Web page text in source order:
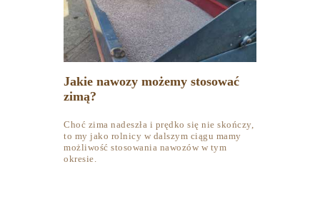
Jakie nawozy możemy stosować
zimą?
Choć zima nadeszła i prędko się nie skończy,
to my jako rolnicy w dalszym ciągu mamy
możliwość stosowania nawozów w tym
okresie.